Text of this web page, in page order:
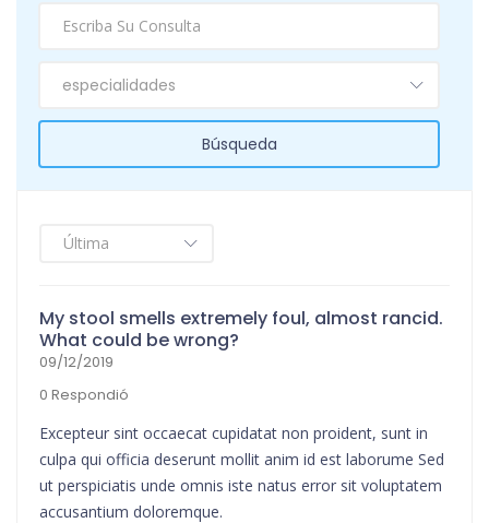
especialidades
Búsqueda
My stool smells extremely foul, almost rancid.
What could be wrong?
09/12/2019
0 Respondió
Excepteur sint occaecat cupidatat non proident, sunt in
culpa qui officia deserunt mollit anim id est laborume Sed
ut perspiciatis unde omnis iste natus error sit voluptatem
accusantium doloremque.